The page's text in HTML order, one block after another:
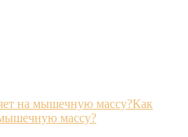
Как
мышечную массу?